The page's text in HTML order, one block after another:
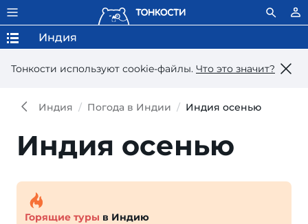
Тонкости используют сookie-файлы. Что это значит?
Индия
Индия Погода в Индии Индия осенью
Индия осенью
Горящие туры в Индию